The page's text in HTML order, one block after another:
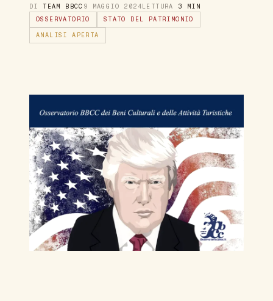
DI TEAM BBCC 9 MAGGIO 2024LETTURA 3 MIN
OSSERVATORIO
STATO DEL PATRIMONIO
ANALISI APERTA